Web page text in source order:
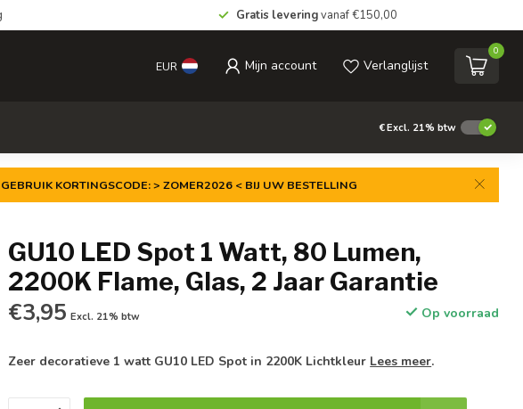
Gratis leveringvanaf €150,00
EUR Mijn account Verlanglijst
0
€Excl. 21% btw
KORTINGSCODE: > ZOMER2026 < BIJ UW BESTELLING
GU10 LED Spot 1 Watt, 80 Lumen,
2200K Flame, Glas, 2 Jaar Garantie
€3,95 Excl. 21% btw Op voorraad
Zeer decoratieve 1 watt GU10 LED Spot in 2200K Lichtkleur Lees meer.